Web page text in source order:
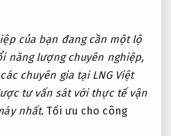
của bạn đang cần một lộ
năng lượng chuyên nghiệp,
chuyên gia tại LNG Việt
tư vấn sát với thực tế vận
nhất. Tối ưu cho công